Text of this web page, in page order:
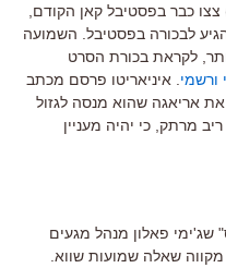
כבר בפסטיבל קאן הקודם,
לבכורה בפסטיבל. השמועה
לקראת בכורת הסרט
ורשמי . איניאריטו פרסם מכתב
אריאגה שהוא מנסה לגזול
מרתק, כי יהיה מעניין
שג'ימי פאלון מנהל מגעים
קונאן אוברייאן ב-2009. אני מקווה שאלה שמועות שווא.